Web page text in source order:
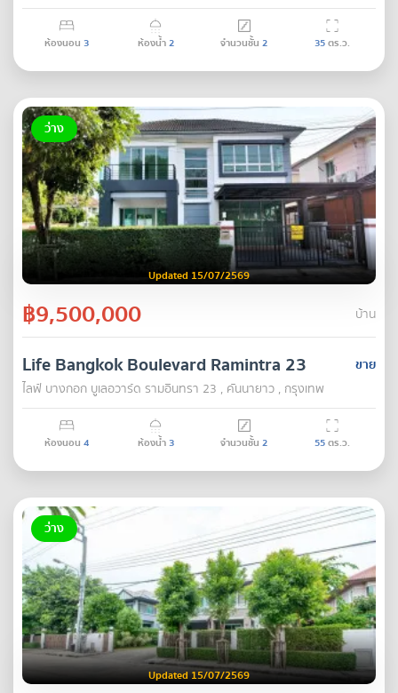
ห้องนอน 3 ห้องน้ำ2 จำนวนชั้น 2 35ตร.ว.
ว่าง
Updated 15/07/2569
฿9,500,000 บ้าน
ขาย
Life Bangkok Boulevard Ramintra 23
ไลฟ์ บางกอก บูเลอวาร์ด รามอินทรา 23 , คันนายาว , กรุงเทพ
ห้องนอน 4 ห้องน้ำ3 จำนวนชั้น 2 55ตร.ว.
ว่าง
Updated 15/07/2569